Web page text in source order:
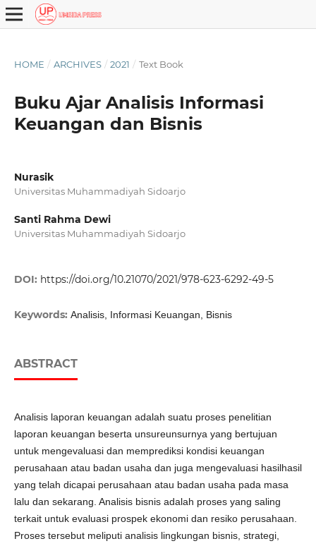
HOME / ARCHIVES / 2021 / Text Book
Buku Ajar Analisis Informasi
Keuangan dan Bisnis
Nurasik
Universitas Muhammadiyah Sidoarjo
Santi Rahma Dewi
Universitas Muhammadiyah Sidoarjo
DOI: https://doi.org/10.21070/2021/978-623-6292-49-5
Keywords: Analisis, Informasi Keuangan, Bisnis
ABSTRACT
Analisis laporan keuangan adalah suatu proses penelitian
laporan keuangan beserta unsureunsurnya yang bertujuan
untuk mengevaluasi dan memprediksi kondisi keuangan
perusahaan atau badan usaha dan juga mengevaluasi hasilhasil
yang telah dicapai perusahaan atau badan usaha pada masa
lalu dan sekarang. Analisis bisnis adalah proses yang saling
terkait untuk evaluasi prospek ekonomi dan resiko perusahaan.
Proses tersebut meliputi analisis lingkungan bisnis, strategi,